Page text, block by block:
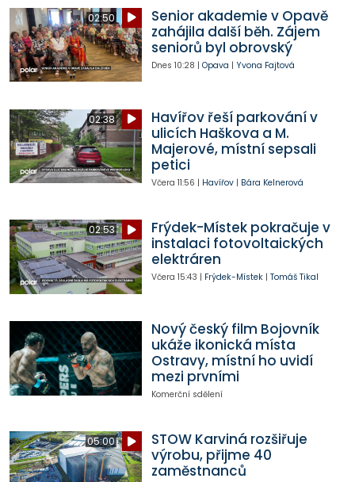
02:50
Senior akademie v Opavě
zahájila další běh. Zájem
seniorů byl obrovský
Dnes 10:28 | Opava | Yvona Fajtová
02:38
Havířov řeší parkování v
ulicích Haškova a M.
Majerové, místní sepsali
petici
Včera 11:56 | Havířov| Bára Kelnerová
02:53
Frýdek-Místek pokračuje v
instalaci fotovoltaických
elektráren
Včera 15:43 | Frýdek-Místek| Tomáš Tikal
Nový český film Bojovník
ukáže ikonická místa
Ostravy, místní ho uvidí
mezi prvními
Komerční sdělení
05:00
STOW Karviná rozšiřuje
výrobu, přijme 40
zaměstnanců